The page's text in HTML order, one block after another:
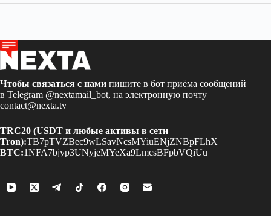
Чтобы связаться с нами пишите в бот приёма сообщений
в Telegram @nextamail_bot, на электронную почту
contact@nexta.tv
TRC20 (USDT и любые активы в сети
Tron):TB7pTVZBec9wLSavNcsMYiuENjZNBpFLhX
BTC:1NFA7bjyp3UNyjeMYeXa9LmcsBFpbVQiUu